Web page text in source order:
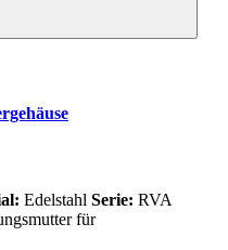
Edelstahl Serie: RVA
für